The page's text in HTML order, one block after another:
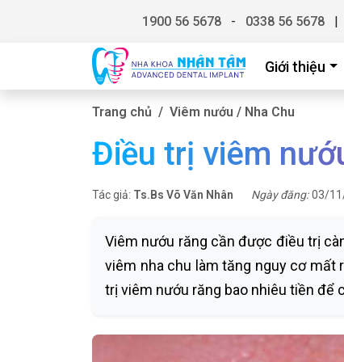
1900 56 5678 - 0338 56 5678 |
Giới thiệu
Trang chủ Viêm nướu / Nha Chu
Điều trị viêm
Tác giả: Ts.Bs Võ Văn Nhân Ngày đăng: 03/
Viêm nướu răng cần được điều trị
viêm nha chu làm tăng nguy cơ mất
trị viêm nướu răng bao nhiêu tiền để